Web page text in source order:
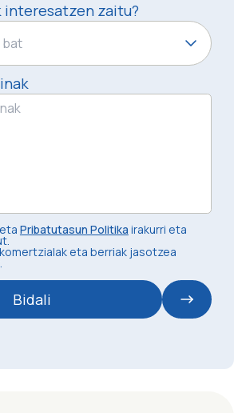
interesatzen zaitu?
bat
eta Pribatutasun Politika irakurri eta
eta berriak jasotzea
Bidali